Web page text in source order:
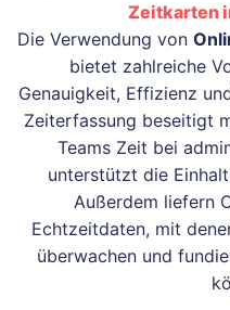
Zeitkarten
Die Verwendung von
bietet zahlreiche
Genauigkeit, Effizienz
Zeiterfassung beseitigt
Teams Zeit bei
unterstützt die
Außerdem liefern
Echtzeitdaten, mit
überwachen und